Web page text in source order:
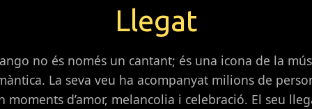
Llegat
no és només un cantant; és una icona de la
La seva veu ha acompanyat milions de
moments d’amor, melancolia i celebració. El seu